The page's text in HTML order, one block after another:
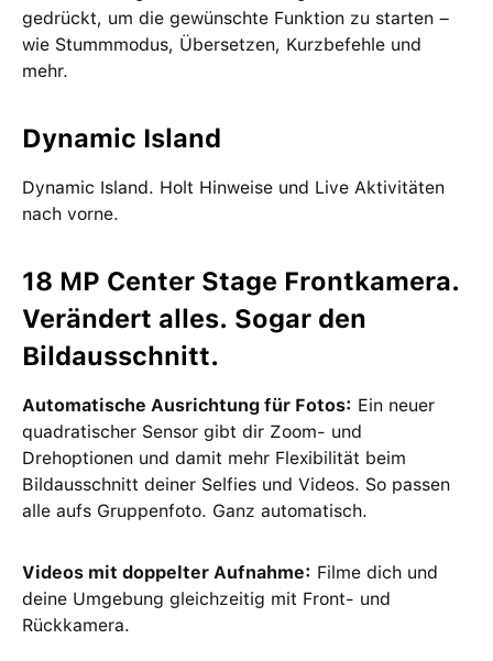
gedrückt, um die gewünschte Funktion zu starten –
wie Stummmodus, Übersetzen, Kurzbefehle und
mehr.
Dynamic Island
Dynamic Island. Holt Hinweise und Live Aktivitäten
nach vorne.
18 MP Center Stage Frontkamera.
Verändert alles. Sogar den
Bildausschnitt.
Automatische Ausrichtung für Fotos: Ein neuer
quadratischer Sensor gibt dir Zoom‑ und
Drehoptionen und damit mehr Flexibilität beim
Bildausschnitt deiner Selfies und Videos. So passen
alle aufs Gruppenfoto. Ganz automatisch.
Videos mit doppelter Aufnahme: Filme dich und
deine Umgebung gleichzeitig mit Front- und
Rückkamera.